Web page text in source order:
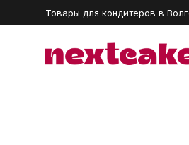
Товары для кондитеров в